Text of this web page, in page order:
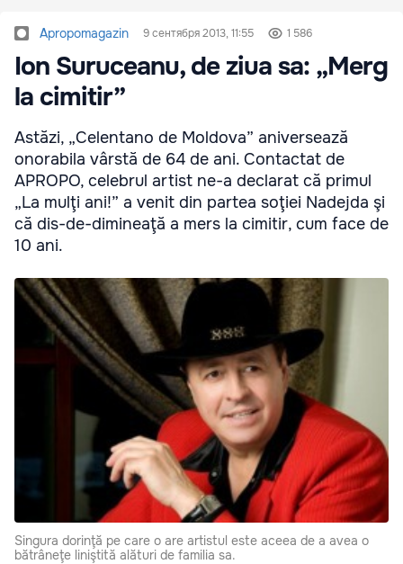
Apropomagazin 9 сентября 2013, 11:55 1 586
Ion Suruceanu, de ziua sa: „Merg
la cimitir”
Astăzi, „Celentano de Moldova” aniversează
onorabila vârstă de 64 de ani. Contactat de
APROPO, celebrul artist ne-a declarat că primul
„La mulţi ani!” a venit din partea soţiei Nadejda şi
că dis-de-dimineaţă a mers la cimitir, cum face de
10 ani.
Singura dorinţă pe care o are artistul este aceea de a avea o
bătrâneţe liniştită alături de familia sa.